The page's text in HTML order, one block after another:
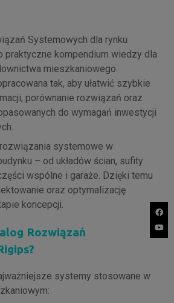
Systemowych dla rynku
praktyczne kompendium wiedzy dla
mieszkaniowego.
tak, aby ułatwić szybkie
porównanie rozwiązań oraz
do wymagań inwestycji
systemowe w
– od układów ścian, sufity
wspólne i garaże. Dzięki temu
oraz optymalizację
koncepcji.
Rozwiązań
systemy stosowane w